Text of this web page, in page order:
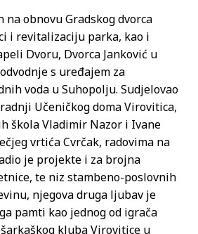
na obnovu Gradskog dvorca
i revitalizaciju parka, kao i
Dvoru, Dvorca Janković u
s uređajem za
voda u Suhopolju. Sudjelovao
Učeničkog doma Virovitica,
škola Vladimir Nazor i Ivane
vrtića Cvrčak, radovima na
je projekte i za brojna
te niz stambeno-poslovnih
njegova druga ljubav je
pamti kao jednog od igrača
kluba Virovitice u